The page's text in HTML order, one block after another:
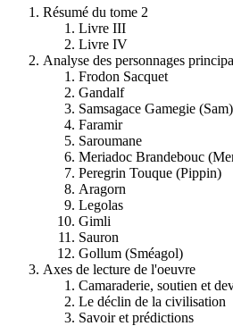
Résumé du tome 2
Livre III
Livre IV
Analyse des personnages
Frodon Sacquet
Gandalf
Samsagace Gamegie (Sam)
Faramir
Saroumane
Meriadoc Brandebouc
Peregrin Touque (Pippin)
Aragorn
Legolas
Gimli
Sauron
Gollum (Sméagol)
Axes de lecture de l'oeuvre
Camaraderie, soutien et
Le déclin de la civilisation
Savoir et prédictions